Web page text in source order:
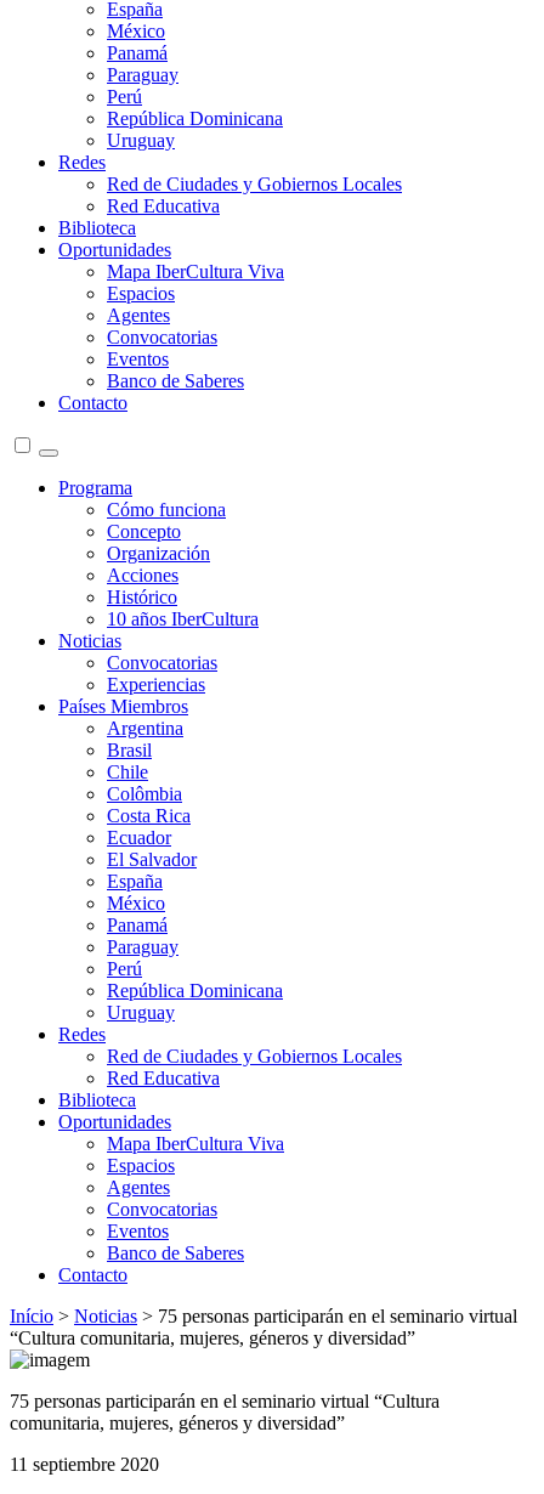
España
México
Panamá
Paraguay
Perú
República Dominicana
Uruguay
Redes
Red de Ciudades y Gobiernos Locales
Red Educativa
Biblioteca
Oportunidades
Mapa IberCultura Viva
Espacios
Agentes
Convocatorias
Eventos
Banco de Saberes
Contacto
Programa
Cómo funciona
Concepto
Organización
Acciones
Histórico
10 años IberCultura
Noticias
Convocatorias
Experiencias
Países Miembros
Argentina
Brasil
Chile
Colômbia
Costa Rica
Ecuador
El Salvador
España
México
Panamá
Paraguay
Perú
República Dominicana
Uruguay
Redes
Red de Ciudades y Gobiernos Locales
Red Educativa
Biblioteca
Oportunidades
Mapa IberCultura Viva
Espacios
Agentes
Convocatorias
Eventos
Banco de Saberes
Contacto
Início > Noticias > 75 personas participarán en el seminario virtual
“Cultura comunitaria, mujeres, géneros y diversidad”
75 personas participarán en el seminario virtual “Cultura
comunitaria, mujeres, géneros y diversidad”
11 septiembre 2020